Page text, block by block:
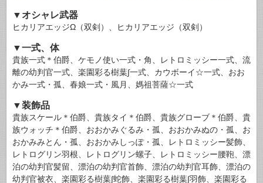
▼オシャレ武器
ヒカリアエッジΩ（双剣）、ヒカリアエッジ（双剣）
▼一式、体
貴族一式＊伯爵、ケモノ使い一式・角、レトロミッシー一式、流
離の幼判官一式、楽園彩る樹葉∫一式、カウボーイ☆一式、おお
かみ一式・孤、春娘一式・風月、媽祖菩薩☆一式
▼装飾品
貴族スケール＊伯爵、貴族タイ＊伯爵、貴族グローブ＊伯爵、貴
族ウォッチ＊伯爵、おおかみぐるみ・孤、おおかみぬの・孤、お
おかみみとん・孤、おおかみしっぽ・孤、レトロミッシー髪飾、
レトログリン羽根、レトログリン螺子、レトロミッシー腰鞄、漂
泊の幼判官髪留、漂泊の幼判官首飾、漂泊の幼判官耳飾、漂泊の
幼判官被衣、楽園彩る樹葉∫蛇飾、楽園彩る樹葉∫羽飾、楽園彩る